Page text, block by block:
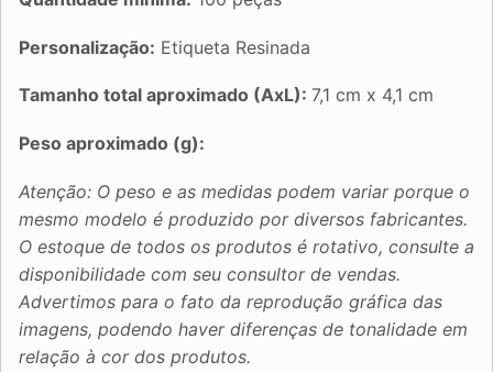
Personalização: Etiqueta Resinada
Tamanho total aproximado (AxL): 7,1 cm x 4,1 cm
Peso aproximado (g):
Atenção: O peso e as medidas podem variar porque o
mesmo modelo é produzido por diversos fabricantes.
O estoque de todos os produtos é rotativo, consulte a
disponibilidade com seu consultor de vendas.
Advertimos para o fato da reprodução gráfica das
imagens, podendo haver diferenças de tonalidade em
relação à cor dos produtos.